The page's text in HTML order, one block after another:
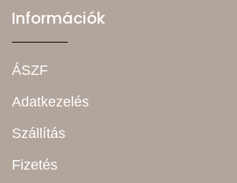
Információk
ÁSZF
Adatkezelés
Szállítás
Fizetés